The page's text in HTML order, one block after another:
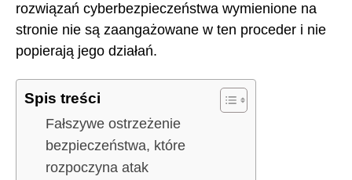
rozwiązań cyberbezpieczeństwa wymienione na
stronie nie są zaangażowane w ten proceder i nie
popierają jego działań.
Spis treści
Fałszywe ostrzeżenie
bezpieczeństwa, które
rozpoczyna atak